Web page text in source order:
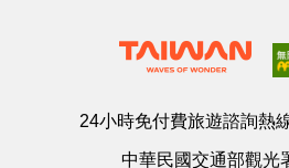
24小時免付費旅遊諮詢熱
中華民國交通部觀光